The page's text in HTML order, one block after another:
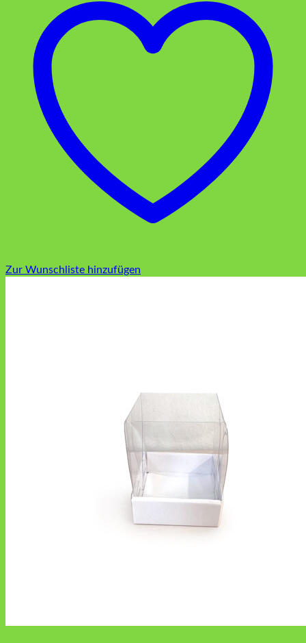
Zur Wunschliste hinzufügen